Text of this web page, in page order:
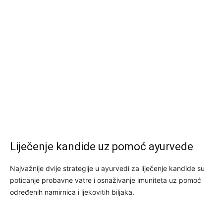
Liječenje kandide uz pomoć ayurvede
Najvažnije dvije strategije u ayurvedi za liječenje kandide su
poticanje probavne vatre i osnaživanje imuniteta uz pomoć
određenih namirnica i ljekovitih biljaka.